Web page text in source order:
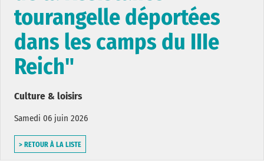
tourangelle déportées
dans les camps du IIIe
Reich"
Culture & loisirs
Samedi 06 juin 2026
> RETOUR À LA LISTE